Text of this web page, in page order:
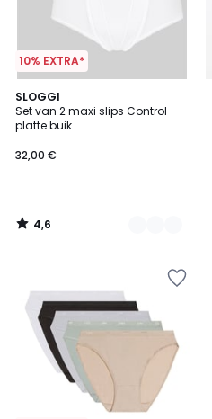
10% EXTRA*
SLOGGI
Set van 2 maxi slips Control
platte buik
32,00 €
4,6
/ 5
3
Kleuren
4,6
/